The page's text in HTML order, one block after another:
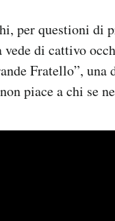
per questioni di
vede di cattivo
Fratello”, una
piace a chi se